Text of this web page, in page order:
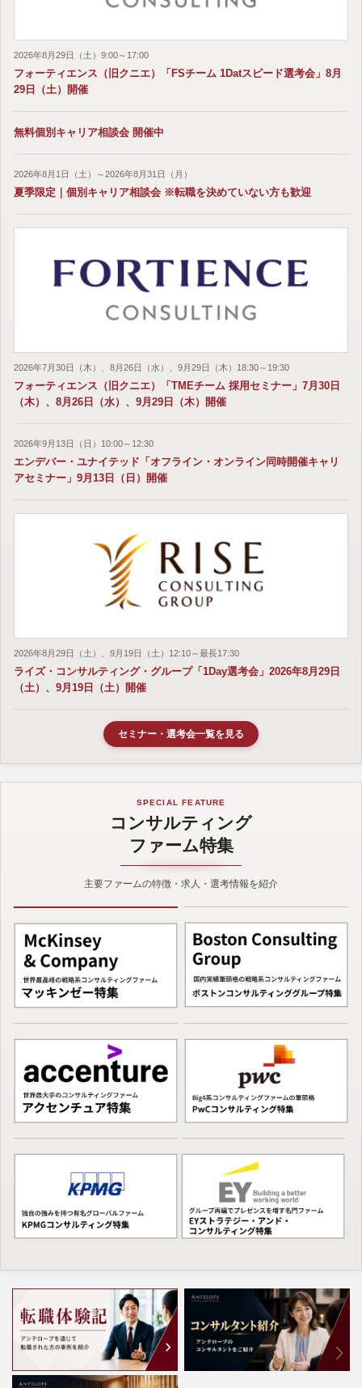
2026年8月29日（土）9:00～17:00
フォーティエンス（旧クニエ）「FSチーム 1Datスピード選考会」8月
29日（土）開催
無料個別キャリア相談会 開催中
2026年8月1日（土）～2026年8月31日（月）
夏季限定｜個別キャリア相談会 ※転職を決めていない方も歓迎
2026年7月30日（木）、8月26日（水）、9月29日（木）18:30～19:30
フォーティエンス（旧クニエ）「TMEチーム 採用セミナー」7月30日
（木）、8月26日（水）、9月29日（木）開催
2026年9月13日（日）10:00～12:30
エンデバー・ユナイテッド「オフライン・オンライン同時開催キャリ
アセミナー」9月13日（日）開催
2026年8月29日（土）、9月19日（土）12:10～最長17:30
ライズ・コンサルティング・グループ「1Day選考会」2026年8月29日
（土）、9月19日（土）開催
セミナー・選考会一覧を見る
SPECIAL FEATURE
コンサルティング
ファーム特集
主要ファームの特徴・求人・選考情報を紹介